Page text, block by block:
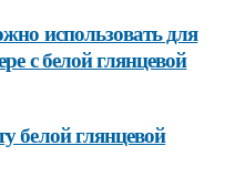
использовать для
с белой глянцевой
белой глянцевой